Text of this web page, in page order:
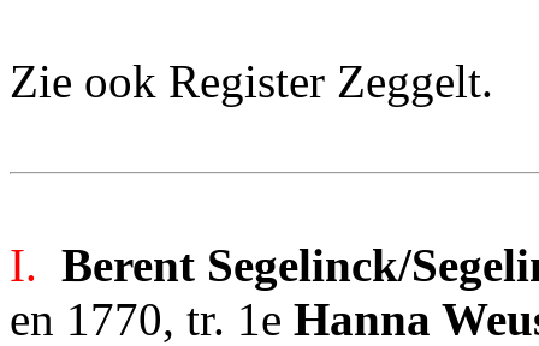
Zie ook Register Zeggelt.
I. Berent Segelinck/
en 1770, tr. 1e Hanna